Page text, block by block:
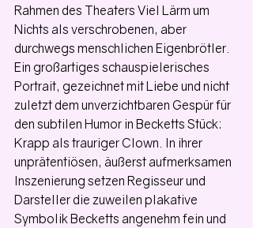
Rahmen des Theaters Viel Lärm um
Nichts als verschrobenen, aber
durchwegs menschlichen Eigenbrötler.
Ein großartiges schauspielerisches
Portrait, gezeichnet mit Liebe und nicht
zuletzt dem unverzichtbaren Gespür für
den subtilen Humor in Becketts Stück:
Krapp als trauriger Clown. In ihrer
unprätentiösen, äußerst aufmerksamen
Inszenierung setzen Regisseur und
Darsteller die zuweilen plakative
Symbolik Becketts angenehm fein und